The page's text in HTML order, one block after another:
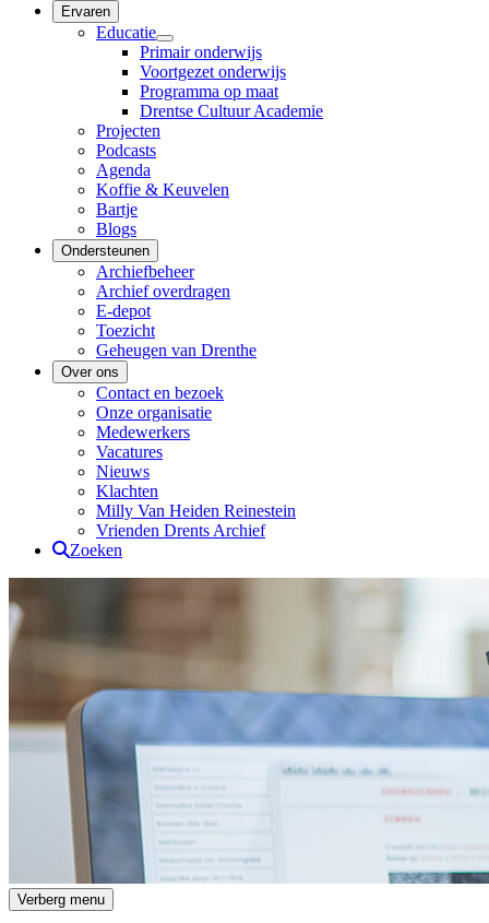
Ervaren
Educatie
Primair onderwijs
Voortgezet onderwijs
Programma op maat
Drentse Cultuur Academie
Projecten
Podcasts
Agenda
Koffie & Keuvelen
Bartje
Blogs
Ondersteunen
Archiefbeheer
Archief overdragen
E-depot
Toezicht
Geheugen van Drenthe
Over ons
Contact en bezoek
Onze organisatie
Medewerkers
Vacatures
Nieuws
Klachten
Milly Van Heiden Reinestein
Vrienden Drents Archief
Zoeken
Drents Archief
Verberg menu